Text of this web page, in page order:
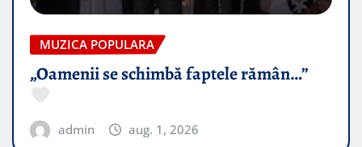
MUZICA POPULARA
„Oamenii se schimbă faptele rămân…”
admin aug. 1, 2026